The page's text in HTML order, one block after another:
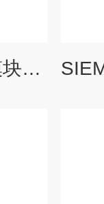
加工中心西门子功率模块RDY亮红灯维修